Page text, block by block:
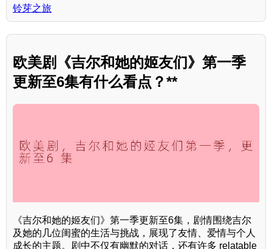
铃芽之旅
欧美剧《吉尔和她的姬友们》第一季
更新至6集有什么看点？**
《吉尔和她的姬友们》第一季更新至6集，剧情围绕吉尔
及她的几位闺蜜的生活与挑战，展现了友情、爱情与个人
成长的主题。剧中不仅有幽默的对话，还有许多 relatable